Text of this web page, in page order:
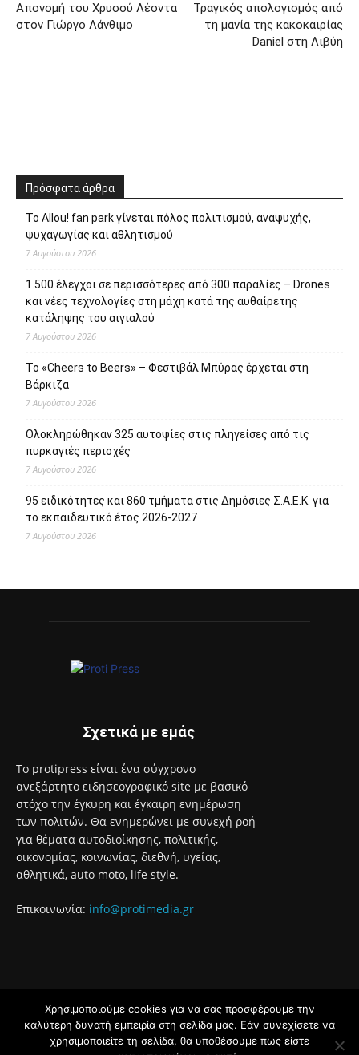
Aπονομή του Χρυσού Λέοντα
στον Γιώργο Λάνθιμο
Τραγικός απολογισμός από
τη μανία της κακοκαιρίας
Daniel στη Λιβύη
Πρόσφατα άρθρα
Το Allou! fan park γίνεται πόλος πολιτισμού, αναψυχής,
7 Αυγούστου 2026
7 Αυγούστου 2026
Ολοκληρώθηκαν 325 αυτοψίες στις πληγείσες από τις
πυρκαγιές περιοχές
7 Αυγούστου 2026
95 ειδικότητες και 860 τμήματα στις Δημόσιες Σ.Α.Ε.Κ. για
το εκπαιδευτικό έτος 2026-2027
7 Αυγούστου 2026
Χρησιμοποιούμε cookies για να σας προσφέρουμε την
καλύτερη δυνατή εμπειρία στη σελίδα μας. Εάν συνεχίσετε να
χρησιμοποιείτε τη σελίδα, θα υποθέσουμε πως είστε